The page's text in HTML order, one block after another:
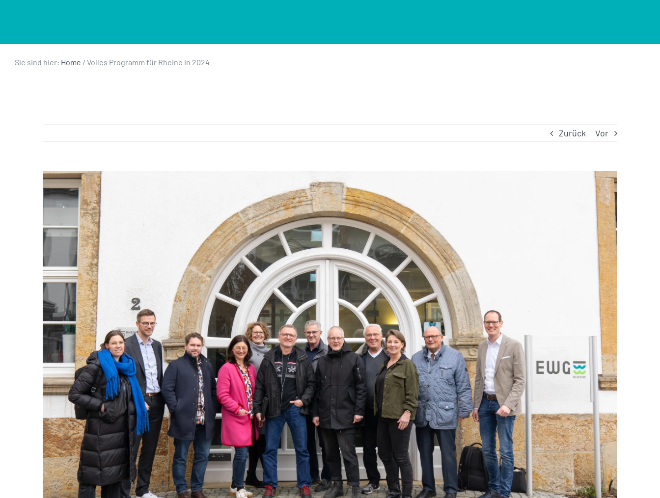
Sie sind hier: Home / Volles Programm für Rheine in 2024
Zurück Vor
Zeige
grösseres
Bild